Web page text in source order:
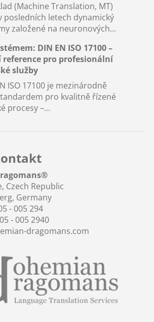
(Machine Translation, MT)
posledních letech dynamický
založené na neuronových...
DIN EN ISO 17100 –
reference pro profesionální
služby
ISO 17100 je mezinárodně
pro kvalitně řízené
procesy –...
®
Czech Republic
Germany
- 005 294
- 005 2940
dragomans.com